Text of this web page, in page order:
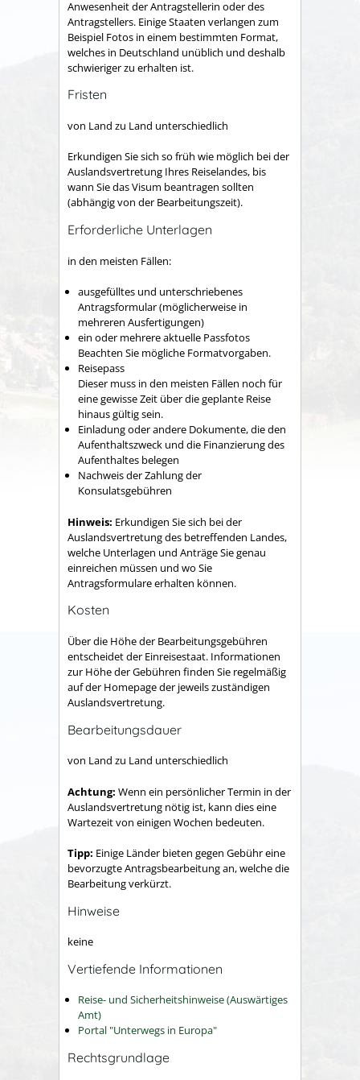
Anwesenheit der Antragstellerin oder des
Antragstellers. Einige Staaten verlangen zum
Beispiel Fotos in einem bestimmten Format,
welches in Deutschland unüblich und deshalb
schwieriger zu erhalten ist.
Fristen
von Land zu Land unterschiedlich
Erkundigen Sie sich so früh wie möglich bei der
Auslandsvertretung Ihres Reiselandes, bis
wann Sie das Visum beantragen sollten
(abhängig von der Bearbeitungszeit).
Erforderliche Unterlagen
in den meisten Fällen:
ausgefülltes und unterschriebenes
Antragsformular (möglicherweise in
mehreren Ausfertigungen)
ein oder mehrere aktuelle Passfotos
Beachten Sie mögliche Formatvorgaben.
Reisepass
Dieser muss in den meisten Fällen noch für
eine gewisse Zeit über die geplante Reise
hinaus gültig sein.
Einladung oder andere Dokumente, die den
Aufenthaltszweck und die Finanzierung des
Aufenthaltes belegen
Nachweis der Zahlung der
Konsulatsgebühren
Hinweis: Erkundigen Sie sich bei der
Auslandsvertretung des betreffenden Landes,
welche Unterlagen und Anträge Sie genau
einreichen müssen und wo Sie
Antragsformulare erhalten können.
Kosten
Über die Höhe der Bearbeitungsgebühren
entscheidet der Einreisestaat. Informationen
zur Höhe der Gebühren finden Sie regelmäßig
auf der Homepage der jeweils zuständigen
Auslandsvertretung.
Bearbeitungsdauer
von Land zu Land unterschiedlich
Achtung: Wenn ein persönlicher Termin in der
Auslandsvertretung nötig ist, kann dies eine
Wartezeit von einigen Wochen bedeuten.
Tipp: Einige Länder bieten gegen Gebühr eine
bevorzugte Antragsbearbeitung an, welche die
Bearbeitung verkürzt.
Hinweise
keine
Vertiefende Informationen
Reise- und Sicherheitshinweise (Auswärtiges
Amt)
Portal "Unterwegs in Europa"
Rechtsgrundlage